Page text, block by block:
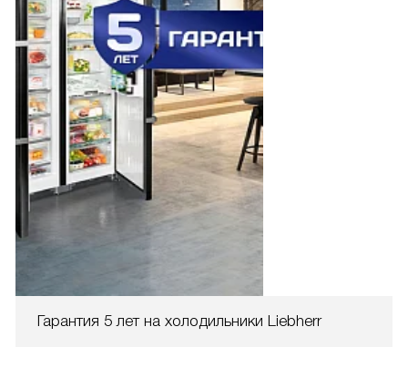
Гарантия 5 лет на холодильники Liebherr